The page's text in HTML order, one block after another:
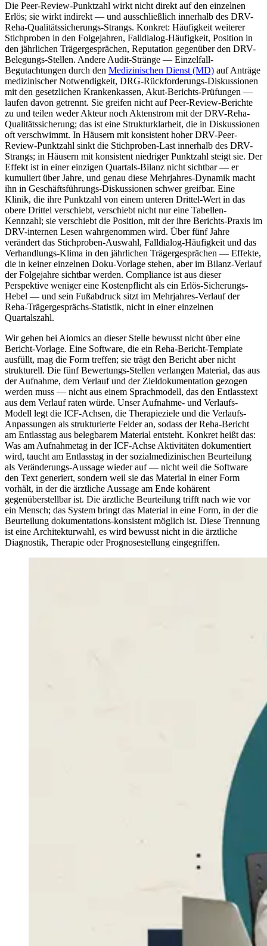
Die Peer-Review-Punktzahl wirkt nicht direkt auf den einzelnen
Erlös; sie wirkt indirekt — und ausschließlich innerhalb des DRV-
Reha-Qualitätssicherungs-Strangs. Konkret: Häufigkeit weiterer
Stichproben in den Folgejahren, Falldialog-Häufigkeit, Position in
den jährlichen Trägergesprächen, Reputation gegenüber den DRV-
Belegungs-Stellen. Andere Audit-Stränge — Einzelfall-
Begutachtungen durch den Medizinischen Dienst (MD) auf Anträge
medizinischer Notwendigkeit, DRG-Rückforderungs-Diskussionen
mit den gesetzlichen Krankenkassen, Akut-Berichts-Prüfungen —
laufen davon getrennt. Sie greifen nicht auf Peer-Review-Berichte
zu und teilen weder Akteur noch Aktenstrom mit der DRV-Reha-
Qualitätssicherung; das ist eine Strukturklarheit, die in Diskussionen
oft verschwimmt. In Häusern mit konsistent hoher DRV-Peer-
Review-Punktzahl sinkt die Stichproben-Last innerhalb des DRV-
Strangs; in Häusern mit konsistent niedriger Punktzahl steigt sie. Der
Effekt ist in einer einzigen Quartals-Bilanz nicht sichtbar — er
kumuliert über Jahre, und genau diese Mehrjahres-Dynamik macht
ihn in Geschäftsführungs-Diskussionen schwer greifbar. Eine
Klinik, die ihre Punktzahl von einem unteren Drittel-Wert in das
obere Drittel verschiebt, verschiebt nicht nur eine Tabellen-
Kennzahl; sie verschiebt die Position, mit der ihre Berichts-Praxis im
DRV-internen Lesen wahrgenommen wird. Über fünf Jahre
verändert das Stichproben-Auswahl, Falldialog-Häufigkeit und das
Verhandlungs-Klima in den jährlichen Trägergesprächen — Effekte,
die in keiner einzelnen Doku-Vorlage stehen, aber im Bilanz-Verlauf
der Folgejahre sichtbar werden. Compliance ist aus dieser
Perspektive weniger eine Kostenpflicht als ein Erlös-Sicherungs-
Hebel — und sein Fußabdruck sitzt im Mehrjahres-Verlauf der
Reha-Trägergesprächs-Statistik, nicht in einer einzelnen
Quartalszahl.
Wir gehen bei Aiomics an dieser Stelle bewusst nicht über eine
Bericht-Vorlage. Eine Software, die ein Reha-Bericht-Template
ausfüllt, mag die Form treffen; sie trägt den Bericht aber nicht
strukturell. Die fünf Bewertungs-Stellen verlangen Material, das aus
der Aufnahme, dem Verlauf und der Zieldokumentation gezogen
werden muss — nicht aus einem Sprachmodell, das den Entlasstext
aus dem Verlauf raten würde. Unser Aufnahme- und Verlaufs-
Modell legt die ICF-Achsen, die Therapieziele und die Verlaufs-
Anpassungen als strukturierte Felder an, sodass der Reha-Bericht
am Entlasstag aus belegbarem Material entsteht. Konkret heißt das:
Was am Aufnahmetag in der ICF-Achse Aktivitäten dokumentiert
wird, taucht am Entlasstag in der sozialmedizinischen Beurteilung
als Veränderungs-Aussage wieder auf — nicht weil die Software
den Text generiert, sondern weil sie das Material in einer Form
vorhält, in der die ärztliche Aussage am Ende kohärent
gegenüberstellbar ist. Die ärztliche Beurteilung trifft nach wie vor
ein Mensch; das System bringt das Material in eine Form, in der die
Beurteilung dokumentations-konsistent möglich ist. Diese Trennung
ist eine Architekturwahl, es wird bewusst nicht in die ärztliche
Diagnostik, Therapie oder Prognosestellung eingegriffen.